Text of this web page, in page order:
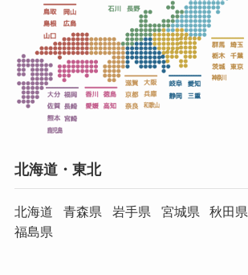
北海道・東北
北海道 青森県 岩手県 宮城県 秋田県
福島県